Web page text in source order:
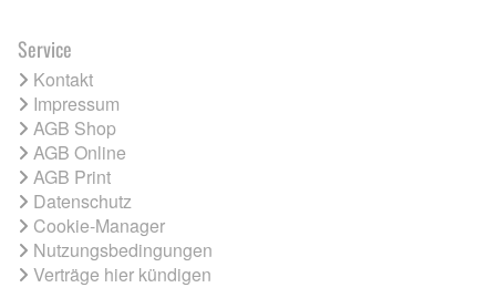
Service
Kontakt
Impressum
AGB Shop
AGB Online
AGB Print
Datenschutz
Cookie-Manager
Nutzungsbedingungen
Verträge hier kündigen